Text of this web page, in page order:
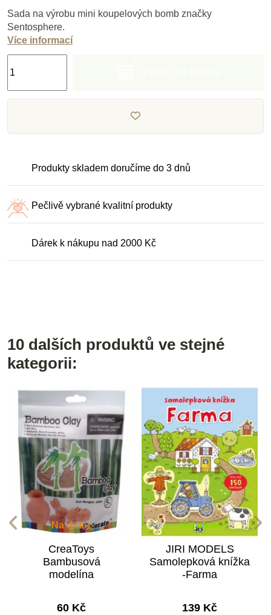
Sada na výrobu mini koupelových bomb značky
Sentosphere.
Více informací
Produkty skladem doručíme do 3 dnů
Pečlivě vybrané kvalitní produkty
Dárek k nákupu nad 2000 Kč
10 dalších produktů ve stejné
kategorii:
Na dotaz
CreaToys
Bambusová
modelína
60 Kč
Skladem
JIRI MODELS
Samolepková knížka
-Farma
139 Kč